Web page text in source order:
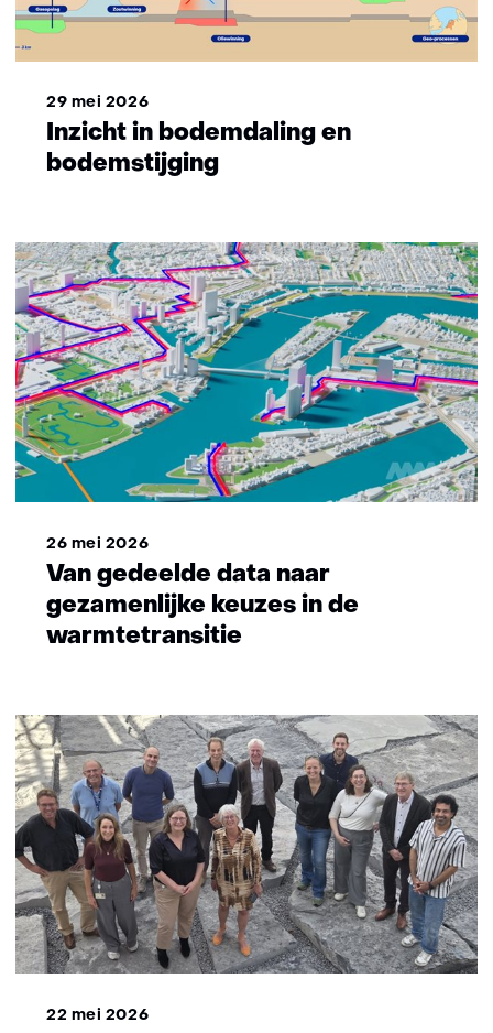
29 mei 2026
Inzicht in bodemdaling en
bodemstijging
26 mei 2026
Van gedeelde data naar
gezamenlijke keuzes in de
warmtetransitie
22 mei 2026